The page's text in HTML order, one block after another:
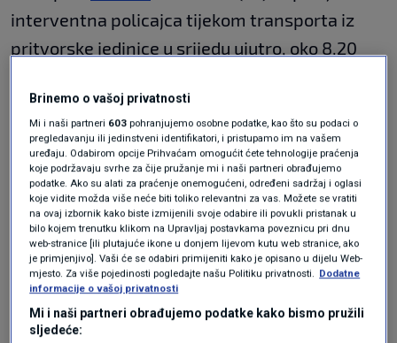
interventna policajca tijekom transporta iz
pritvorske jedinice u srijedu ujutro, oko 8.20
lakše tjelesne ozljede.
Unatoč napadu, policijski službenici uspjeli su
ga savladati i sigurno dovesti u Karlovac.
Nakon dolaska, muškarac je smješten na odjel
psihijatrije Opće bolnice Karlovac. Saslušanje
mu je zakazano za 17 sati, nakon čega se
očekuje da će biti prevezen u zagrebačku
bolnicu Sveti Ivan u Svetošimunskoj ulici.
Brinemo o vašoj privatnosti
Mi i naši partneri 603 pohranjujemo osobne podatke, kao što su podaci o
pregledavanju ili jedinstveni identifikatori, i pristupamo im na vašem
uređaju. Odabirom opcije Prihvaćam omogućit ćete tehnologije praćenja
koje podržavaju svrhe za čije pružanje mi i naši partneri obrađujemo
podatke. Ako su alati za praćenje onemogućeni, određeni sadržaj i oglasi
koje vidite možda više neće biti toliko relevantni za vas. Možete se vratiti
na ovaj izbornik kako biste izmijenili svoje odabire ili povukli pristanak u
bilo kojem trenutku klikom na Upravljaj postavkama poveznicu pri dnu
web-stranice [ili plutajuće ikone u donjem lijevom kutu web stranice, ako
je primjenjivo]. Vaši će se odabiri primijeniti kako je opisano u dijelu Web-
mjesto. Za više pojedinosti pogledajte našu Politiku privatnosti. Dodatne
informacije o vašoj privatnosti
Mi i naši partneri obrađujemo podatke kako bismo pružili
sljedeće: